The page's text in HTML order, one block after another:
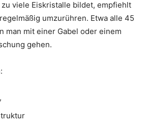
zu viele Eiskristalle bildet, empfiehlt
umzurühren. Etwa alle 45
man mit einer Gabel oder einem
gehen.